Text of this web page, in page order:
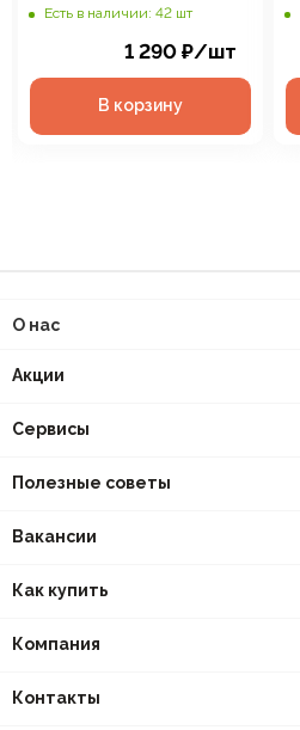
Есть в наличии: 42 шт
1 290 ₽/шт
В корзину
О нас
Акции
Сервисы
Полезные советы
Вакансии
Как купить
Компания
Контакты